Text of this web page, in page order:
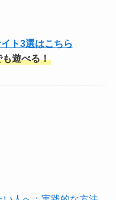
ト3選はこちら
遊べる！